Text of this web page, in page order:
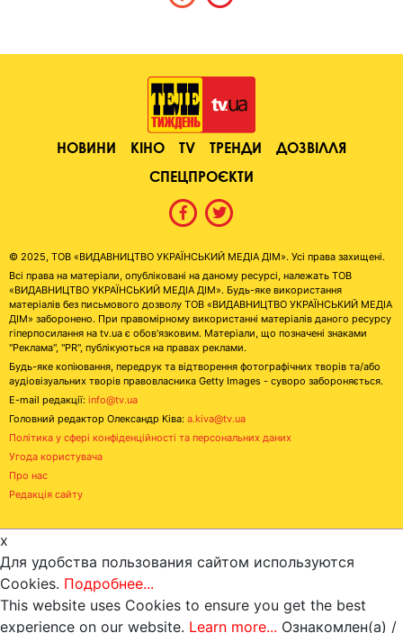
НОВИНИ КІНО TV ТРЕНДИ
ДОЗВІЛЛЯ
СПЕЦПРОЄКТИ
© 2025, ТОВ «ВИДАВНИЦТВО УКРАЇНСЬКИЙ МЕДІА ДІМ». Усі права захищені.
Всі права на матеріали, опубліковані на даному ресурсі, належать ТОВ
«ВИДАВНИЦТВО УКРАЇНСЬКИЙ МЕДІА ДІМ». Будь-яке використання
матеріалів без письмового дозволу ТОВ «ВИДАВНИЦТВО УКРАЇНСЬКИЙ МЕДІА
ДІМ» заборонено. При правомірному використанні матеріалів даного ресурсу
гіперпосилання на tv.ua є обов'язковим. Матеріали, що позначені знаками
"Реклама", "PR", публікуються на правах реклами.
Будь-яке копіювання, передрук та відтворення фотографічних творів та/або
аудіовізуальних творів правовласника Getty Images - суворо забороняється.
E-mail редакції: info@tv.ua
Головний редактор Олександр Ківа: a.kiva@tv.ua
Політика у сфері конфіденційності та персональних даних
Угода користувача
Про нас
Редакція сайту
x
Для удобства пользования сайтом используются
Cookies. Подробнее...
This website uses Cookies to ensure you get the best
experience on our website. Learn more... Ознакомлен(а) /